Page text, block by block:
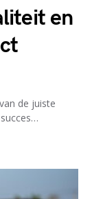
en
de juiste